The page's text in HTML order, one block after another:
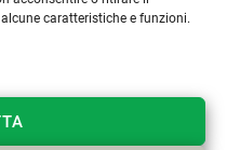
caratteristiche e funzioni.